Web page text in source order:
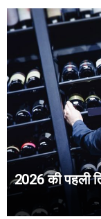
2026 की पहली